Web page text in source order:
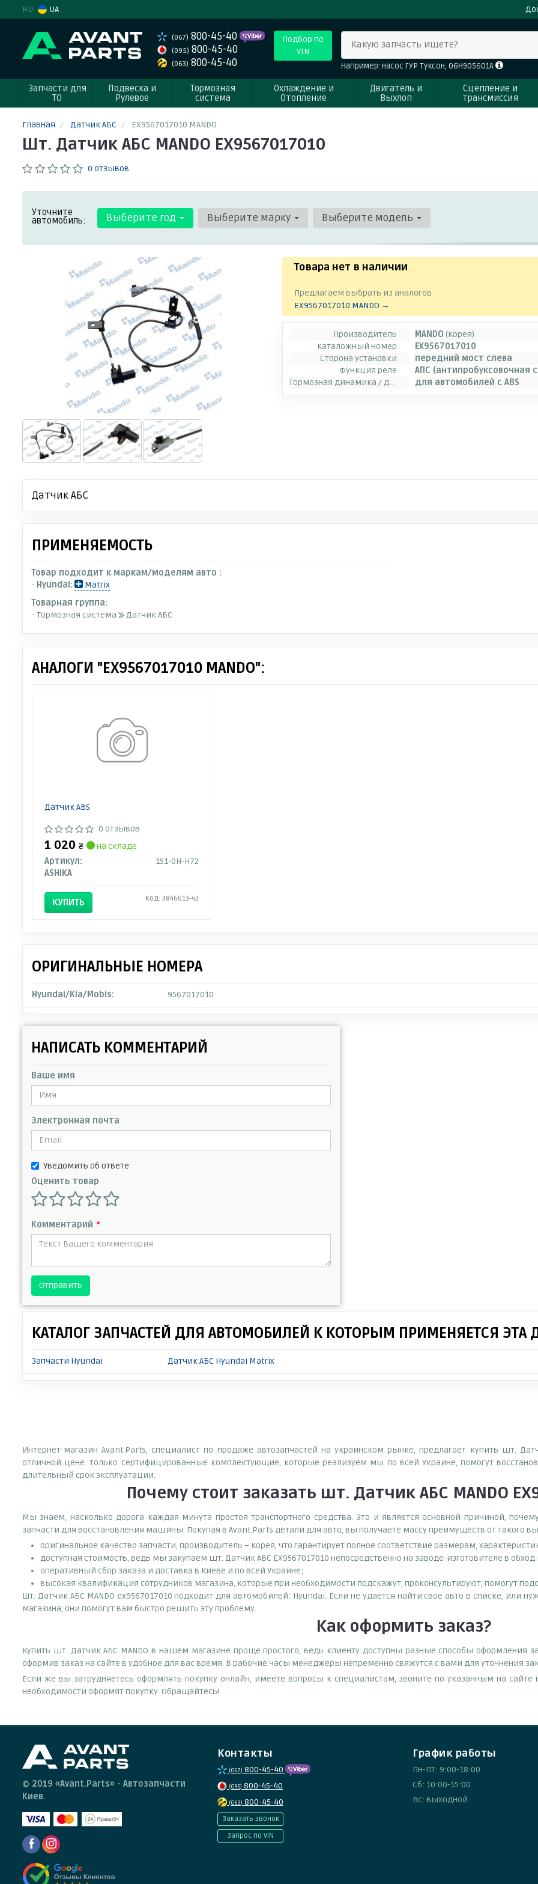
RU UA
(067) 800-45-40
(095) 800-45-40
(063) 800-45-40
Подбор по
VIN
Какую запчасть ищете?
Например: насос ГУР Туксон, 06H905601A
Запчасти для
ТО
Подвеска и
Рулевое
Тормозная
система
Охлаждение и
Отопление
Двигатель и
Выхлоп
Сцепление и
трансмиссия
Главная Датчик АБС EX9567017010 MANDO
Шт. Датчик АБС MANDO EX9567017010
0 отзывов
Уточните
автомобиль: Выберите год Выберите марку Выберите модель
Товара нет в наличии.
Предлагаем выбрать из аналогов
EX9567017010 MANDO →
Производитель MANDO (Корея)
Каталожный номер
EX9567017010
Сторона установки
передний мост слева
Функция реле
АПС (антипробуксовочная
Тормозная динамика / динамика движения
для автомобилей с ABS
Датчик АБС
ПРИМЕНЯЕМОСТЬ
Товар подходит к маркам/моделям авто :
- Hyundai:
Matrix
Товарная группа:
- Тормозная система
Датчик АБС
АНАЛОГИ "EX9567017010 MANDO":
Датчик ABS
0 отзывов
1 020 ₴
на складе
Артикул:
151-0H-H72
ASHIKA
КУПИТЬ Код: 3846613-43
ОРИГИНАЛЬНЫЕ НОМЕРА
Hyundai/Kia/Mobis: 9567017010
НАПИСАТЬ КОММЕНТАРИЙ
Ваше имя
Электронная почта
Уведомить об ответе
Оценить товар
Комментарий *
Отправить
КАТАЛОГ ЗАПЧАСТЕЙ ДЛЯ АВТОМОБИЛЕЙ К КОТОРЫМ ПРИМЕНЯЕТСЯ ЭТА
Запчасти Hyundai Датчик АБС Hyundai Matrix
Интернет-магазин Avant.Parts, специалист по продаже автозапчастей на украинском рынке, предлагает купить шт.
отличной цене. Только сертифицированные комплектующие, которые реализуем мы по всей Украине, помогут
длительный срок эксплуатации.
Почему стоит заказать шт. Датчик АБС MANDO
Мы знаем, насколько дорога каждая минута простоя транспортного средства. Это и является основной причиной,
запчасти для восстановления машины. Покупая в Avant.Parts детали для авто, вы получаете массу преимуществ от такого
оригинальное качество запчасти, производитель – Корея, что гарантирует полное соответствие размерам,
доступная стоимость, ведь мы закупаем шт. Датчик АБС EX9567017010 непосредственно на заводе-изготовителе в
оперативный сбор заказа и доставка в Киеве и по всей Украине;
высокая квалификация сотрудников магазина, которые при необходимости подскажут, проконсультируют, помогут
Шт. Датчик АБС MANDO ex9567017010 подходит для автомобилей: Hyundai. Если не удается найти свое авто в списке, или
магазина, они помогут вам быстро решить эту проблему.
Как оформить заказ?
Купить шт. Датчик АБС MANDO в нашем магазине проще простого, ведь клиенту доступны разные способы оформления
оформив заказ на сайте в удобное для вас время. В рабочие часы менеджеры непременно свяжутся с вами для уточнения
Если же вы затрудняетесь оформлять покупку онлайн, имеете вопросы к специалистам, звоните по указанным на
необходимости оформят покупку. Обращайтесь!
© 2019 «Avant.Parts» - Автозапчасти
Киев.
Контакты
(067) 800-45-40
(095) 800-45-40
(063) 800-45-40
Заказать звонок
Запрос по VIN
График работы
Пн-Пт: 9:00-18:00
Сб: 10:00-15:00
Вс: выходной